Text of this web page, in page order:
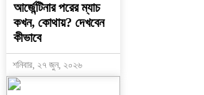
আর্জেন্টিনার পরের ম্যাচ
কখন, কোথায়? দেখবেন
কীভাবে
শনিবার, ২৭ জুন, ২০২৬